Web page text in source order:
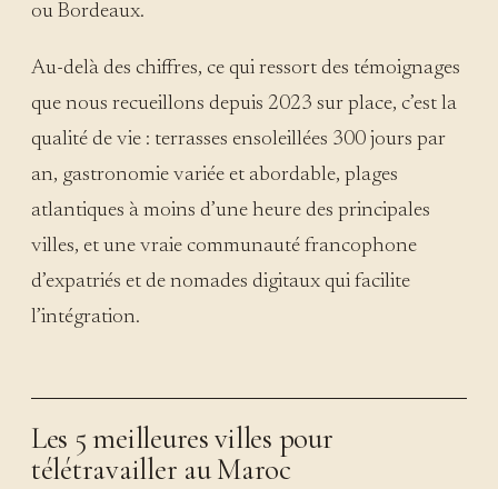
ou Bordeaux.
Au-delà des chiffres, ce qui ressort des témoignages
que nous recueillons depuis 2023 sur place, c’est la
qualité de vie : terrasses ensoleillées 300 jours par
an, gastronomie variée et abordable, plages
atlantiques à moins d’une heure des principales
villes, et une vraie communauté francophone
d’expatriés et de nomades digitaux qui facilite
l’intégration.
Les 5 meilleures villes pour
télétravailler au Maroc